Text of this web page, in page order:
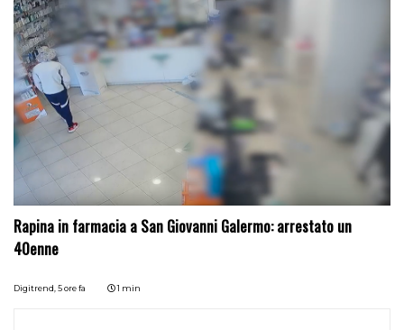
Rapina in farmacia a San Giovanni Galermo: arrestato un
40enne
Digitrend, 5 ore fa 1 min